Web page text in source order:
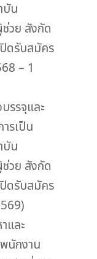
บัน
วย สังกัด
ดรับสมัคร
– 1
รรจุและ
รเป็น
บัน
วย สังกัด
ดรับสมัคร
และ
นักงาน